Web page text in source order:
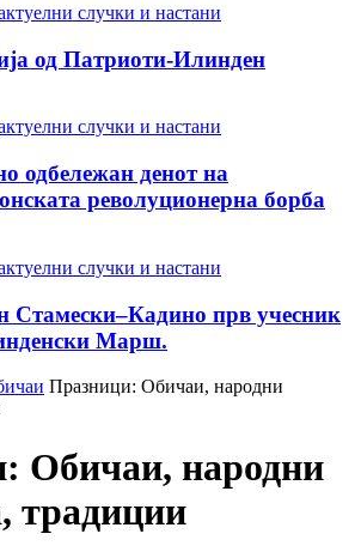
случки и настани
од Патриоти-Илинден
случки и настани
одбележан денот на
револуционерна борба
случки и настани
Стамески–Кадино прв учесник
Марш.
Празници: Обичаи, народни
Обичаи, народни
традиции